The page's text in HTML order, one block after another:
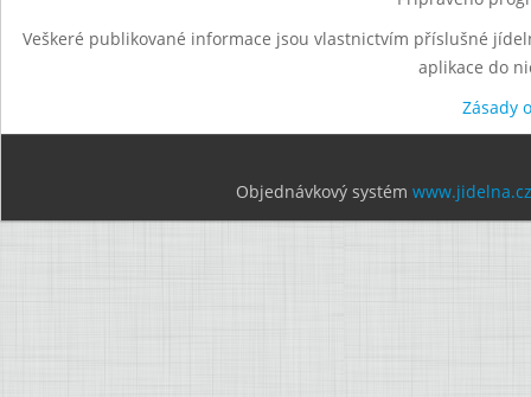
Veškeré publikované informace jsou vlastnictvím příslušné
aplikace do
Zásady
Objednávkový systém www.jidelna.cz